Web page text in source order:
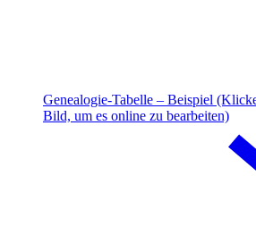
Genealogie-Tabelle – Beispiel
Bild, um es online zu bearbeiten)